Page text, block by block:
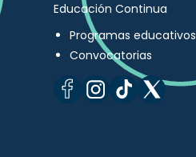
Educación Continua
Programas educativos
Convocatorias